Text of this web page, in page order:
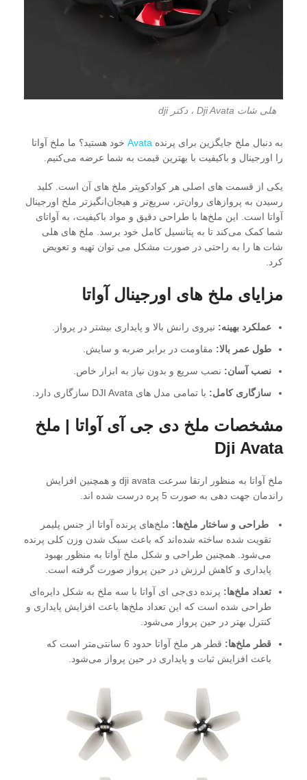
هلی شات Dji Avata ، دکتر dji
به دنبال ملخ جایگزین برای پرنده Avata خود هستید؟ ما ملخ آواتا
را اورجینال و باکیفیت با بهترین قیمت به شما عرضه می‌کنیم.
یکی از قسمت های اصلی هر کوادکوپتر ملخ های آن است.کلید
رسیدن به پروازهای روان‌تر، سریع‌تر و هیجان‌انگیزتر ملخ اورجینال
آواتا است. این ملخ‌ها با طراحی دقیق و مواد باکیفیت، به آواتای
شما کمک می‌کند تا به پتانسیل کامل خود برسد. ملخ های هلی
شات ها را به راحتی در صورت مشکل می توان تهیه و تعویض
کرد.
مزایای ملخ های اورجینال آواتا
عملکرد بهینه: نیروی رانش بالا و پایداری بیشتر در پرواز.
طول عمر بالا: مقاومت در برابر ضربه و سایش.
نصب آسان: نصب سریع و بدون نیاز به ابزار خاص.
سازگاری کامل: با تمامی مدل های DJI Avata سازگاری دارد.
مشخصات ملخ دی جی آی آواتا | ملخ
Dji Avata
ملخ آواتا به منظور ارتقا سرعت dji avata و همچنین افزایش
راندمان جهت دهی به صورت 5 پره درست شده اند.
طراحی و ساختار ملخ‌ها: ملخ‌های پرنده آواتا از جنس پلیمر
تقویت شده ساخته شده‌اند که باعث سبک شدن وزن کلی پرنده
می‌شود. همچنین طراحی و شکل ملخ‌ آواتا به منظور بهبود
پایداری و کاهش لرزش در حین پرواز صورت گرفته است.
تعداد ملخ‌ها: پرنده دی‌جی ای آواتا با سه ملخ به شکل دایره‌ای
طراحی شده است که این تعداد ملخ‌ها باعث افزایش پایداری و
کنترل بهتر در حین پرواز می‌شود.
قطر ملخ‌ها:
قطر هر ملخ آواتا حدود 6 سانتی‌متر است که
باعث افزایش ثبات و پایداری در حین پرواز می‌شود.